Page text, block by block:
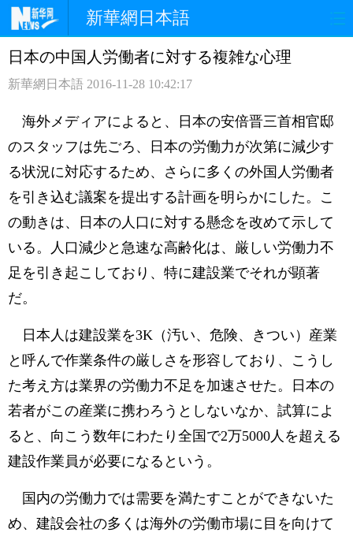
新華網日本語
ホームページ 政治 経済
評論 写真
中日対訳
日本の中国人労働者に対する複雑な心理
新華網日本語 2016-11-28 10:42:17
海外メディアによると、日本の安倍晋三首相官邸
のスタッフは先ごろ、日本の労働力が次第に減少す
る状況に対応するため、さらに多くの外国人労働者
を引き込む議案を提出する計画を明らかにした。こ
の動きは、日本の人口に対する懸念を改めて示して
いる。人口減少と急速な高齢化は、厳しい労働力不
足を引き起こしており、特に建設業でそれが顕著
だ。
日本人は建設業を3K（汚い、危険、きつい）産業
と呼んで作業条件の厳しさを形容しており、こうし
た考え方は業界の労働力不足を加速させた。日本の
若者がこの産業に携わろうとしないなか、試算によ
ると、向こう数年にわたり全国で2万5000人を超える
建設作業員が必要になるという。
国内の労働力では需要を満たすことができないた
め、建設会社の多くは海外の労働市場に目を向けて